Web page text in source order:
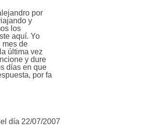
por
y
los
aquí. Yo
mes de
última vez
y dure
días en que
por fa
día 22/07/2007